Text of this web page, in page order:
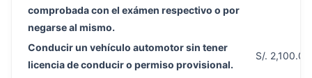
comprobada con el exámen respectivo o por
negarse al mismo.
Conducir un vehículo automotor sin tener
licencia de conducir o permiso provisional.
S/. 2,100.00